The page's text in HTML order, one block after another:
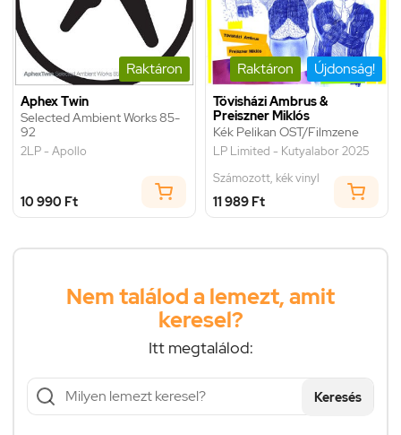
Raktáron
Aphex Twin
Selected Ambient Works 85-
92
2LP - Apollo
10 990 Ft
Raktáron Újdonság!
Tövisházi Ambrus &
Preiszner Miklós
Kék Pelikan OST/Filmzene
LP Limited - Kutyalabor 2025
Számozott, kék vinyl
11 989 Ft
Nem találod a lemezt, amit
keresel?
Itt megtalálod:
Keresés